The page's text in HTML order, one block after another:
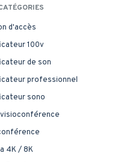
d'accès
100v
de son​
professionnel
sono
4K / 8K